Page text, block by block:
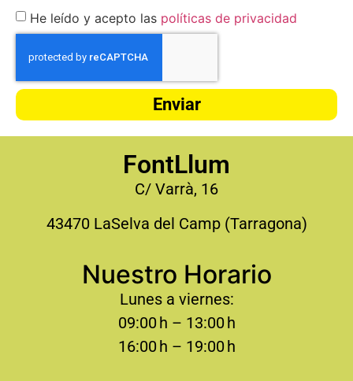
He leído y acepto las políticas de privacidad
Enviar
FontLlum
C/ Varrà, 16
43470 LaSelva del Camp (Tarragona)
Nuestro Horario
Lunes a viernes:
09:00 h – 13:00 h
16:00 h – 19:00 h